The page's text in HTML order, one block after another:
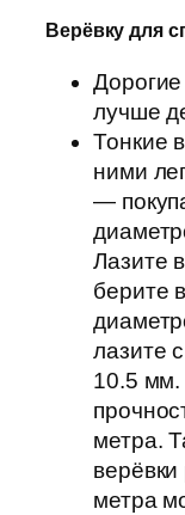
Верёвку для
Дорогие
лучше
Тонкие
ними
—
Лазите
берите
лазите
10.5 мм.
метра.
метра